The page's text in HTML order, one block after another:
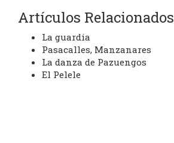
Artículos Relacionados
La guardia
Pasacalles, Manzanares
La danza de Pazuengos
El Pelele